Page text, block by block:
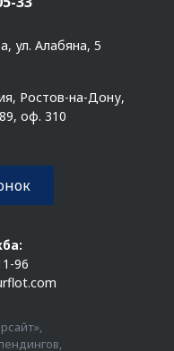
ул. Алабяна, 5
Ростов-на-Дону,
оф. 310
96